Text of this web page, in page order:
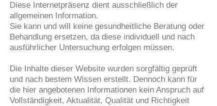
Diese Internetpräsenz dient ausschließlich der
allgemeinen Information.
Sie kann und will keine gesundheitliche Beratung oder
Behandlung ersetzen, da diese individuell und nach
ausführlicher Untersuchung erfolgen müssen.
Die Inhalte dieser Website wurden sorgfältig geprüft
und nach bestem Wissen erstellt. Dennoch kann für
die hier angebotenen Informationen kein Anspruch auf
Vollständigkeit, Aktualität, Qualität und Richtigkeit